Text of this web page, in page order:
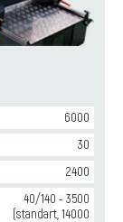
6000
30
2400
40/140 - 3500
(standart, 14000